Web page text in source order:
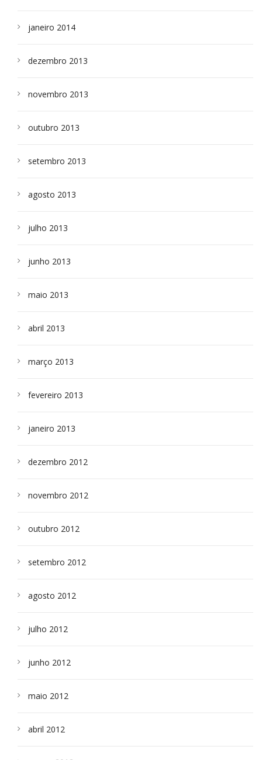
janeiro 2014
dezembro 2013
novembro 2013
outubro 2013
setembro 2013
agosto 2013
julho 2013
junho 2013
maio 2013
abril 2013
março 2013
fevereiro 2013
janeiro 2013
dezembro 2012
novembro 2012
outubro 2012
setembro 2012
agosto 2012
julho 2012
junho 2012
maio 2012
abril 2012